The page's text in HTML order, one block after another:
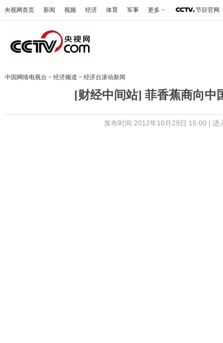
央视网首页 新闻 视频 经济 体育 军事 更多 节目官网
中国网络电视台 > 经济频道 > 经济台滚动新闻
[财经中间站] 菲香蕉商向中
发布时间:2012年10月29日 15:00 | 进